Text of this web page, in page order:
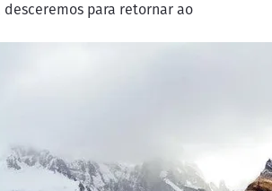
para retornar ao